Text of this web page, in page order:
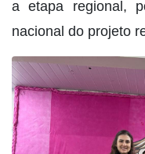
a etapa regional,
nacional do projeto